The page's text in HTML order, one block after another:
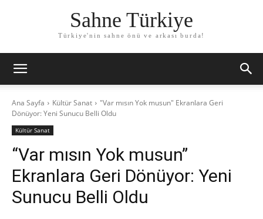
Sahne Türkiye
Türkiye'nin sahne önü ve arkası burda!
Ana Sayfa Kültür Sanat
"Var mısın Yok musun" Ekranlara Geri
Dönüyor: Yeni Sunucu Belli Oldu
Kültür Sanat
“Var mısın Yok musun”
Ekranlara Geri Dönüyor: Yeni
Sunucu Belli Oldu